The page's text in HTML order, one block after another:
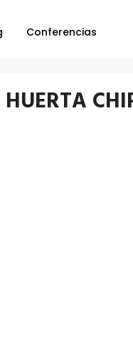
Conferencias
HUERTA